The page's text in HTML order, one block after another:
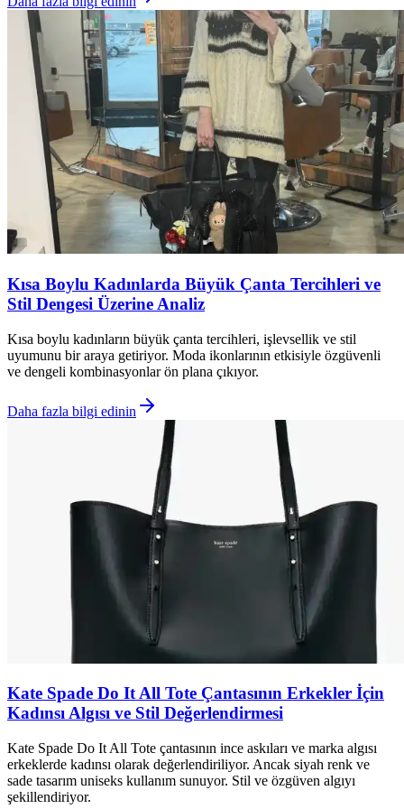
Kısa Boylu Kadınlarda Büyük Çanta Tercihleri ve
Stil Dengesi Üzerine Analiz
Kısa boylu kadınların büyük çanta tercihleri, işlevsellik ve stil
uyumunu bir araya getiriyor. Moda ikonlarının etkisiyle özgüvenli
ve dengeli kombinasyonlar ön plana çıkıyor.
Daha fazla bilgi edinin
Kate Spade Do It All Tote Çantasının Erkekler İçin
Kadınsı Algısı ve Stil Değerlendirmesi
Kate Spade Do It All Tote çantasının ince askıları ve marka algısı
erkeklerde kadınsı olarak değerlendiriliyor. Ancak siyah renk ve
sade tasarım uniseks kullanım sunuyor. Stil ve özgüven algıyı
şekillendiriyor.